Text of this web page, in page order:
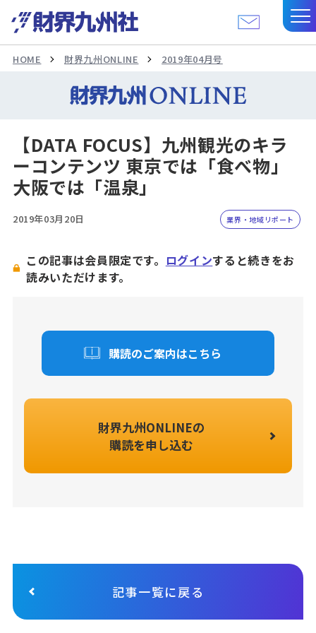
HOME 財界九州ONLINE 2019年04月号
【DATA FOCUS】九州観光のキラ
ーコンテンツ 東京では「食べ物」
大阪では「温泉」
2019年03月20日 業界・地域リポート
この記事は会員限定です。 ログインすると続きをお
読みいただけます。
購読のご案内はこちら
財界九州ONLINEの
購読を申し込む
記事一覧に戻る